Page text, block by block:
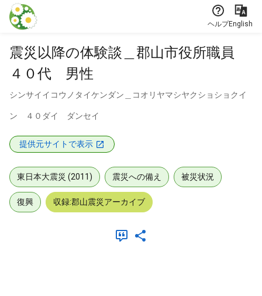
本文に飛ぶ
ヘルプEnglish
震災以降の体験談＿郡山市役所職員
４０代 男性
シンサイイコウノタイケンダン＿コオリヤマシヤクショショクイ
ン ４０ダイ ダンセイ
提供元サイトで表示
東日本大震災 (2011) 震災への備え 被災状況
復興 収録:郡山震災アーカイブ